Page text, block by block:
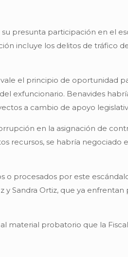
presunta participación en el
incluye los delitos de tráfico
el principio de oportunidad
exfuncionario. Benavides
a cambio de apoyo
en la asignación de
recursos, se habría negociado
o procesados por este
y Sandra Ortiz, que ya enfrentan
material probatorio que la